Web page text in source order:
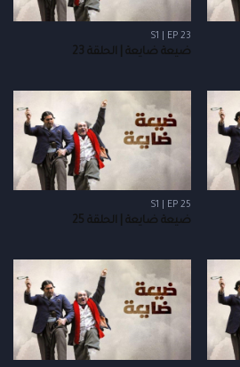
S1 | EP 23
ضيعة ضايعة | الحلقة 23
S1 | EP 25
ضيعة ضايعة | الحلقة 25